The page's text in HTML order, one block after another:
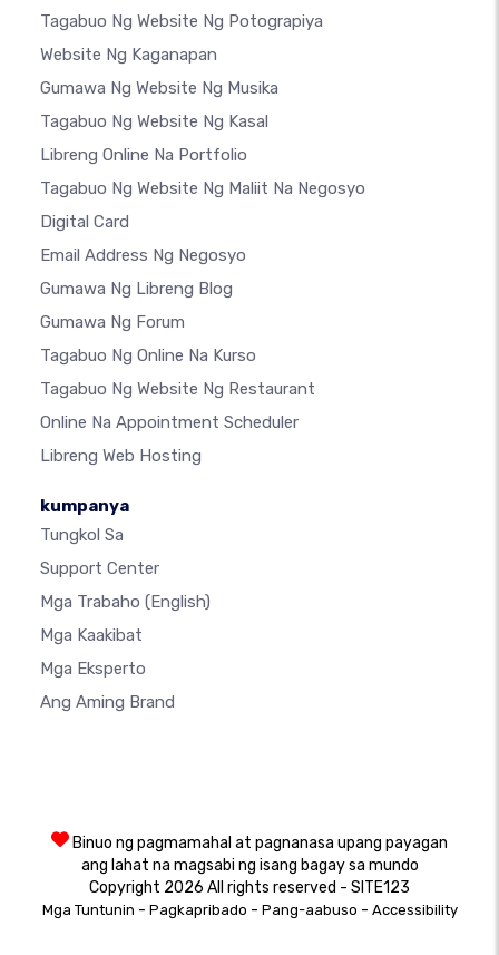
Tagabuo Ng Website Ng Potograpiya
Website Ng Kaganapan
Gumawa Ng Website Ng Musika
Tagabuo Ng Website Ng Kasal
Libreng Online Na Portfolio
Tagabuo Ng Website Ng Maliit Na Negosyo
Digital Card
Email Address Ng Negosyo
Gumawa Ng Libreng Blog
Gumawa Ng Forum
Tagabuo Ng Online Na Kurso
Tagabuo Ng Website Ng Restaurant
Online Na Appointment Scheduler
Libreng Web Hosting
kumpanya
Tungkol Sa
Support Center
Mga Trabaho (English)
Mga Kaakibat
Mga Eksperto
Ang Aming Brand
Binuo ng pagmamahal at pagnanasa upang payagan
ang lahat na magsabi ng isang bagay sa mundo
Copyright 2026 All rights reserved - SITE123
Mga Tuntunin - Pagkapribado - Pang-aabuso - Accessibility